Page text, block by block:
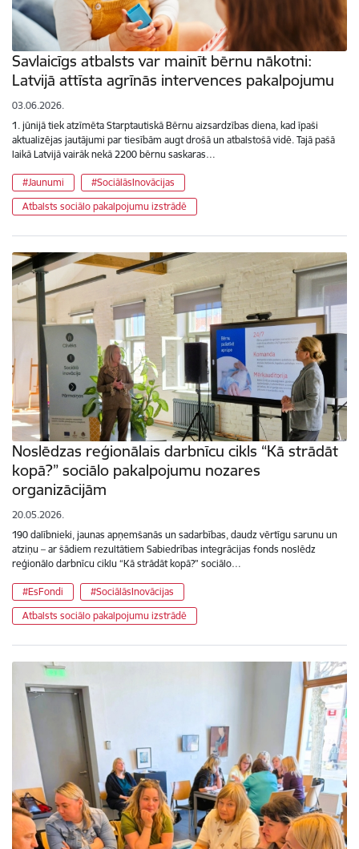
Savlaicīgs atbalsts var mainīt bērnu nākotni:
Latvijā attīsta agrīnās intervences pakalpojumu
03.06.2026.
1. jūnijā tiek atzīmēta Starptautiskā Bērnu aizsardzības diena, kad īpaši
aktualizējas jautājumi par tiesībām augt drošā un atbalstošā vidē. Tajā pašā
laikā Latvijā vairāk nekā 2200 bērnu saskaras…
#Jaunumi
#SociālāsInovācijas
Atbalsts sociālo pakalpojumu izstrādē
Noslēdzas reģionālais darbnīcu cikls “Kā strādāt
kopā?” sociālo pakalpojumu nozares
organizācijām
20.05.2026.
190 dalībnieki, jaunas apņemšanās un sadarbības, daudz vērtīgu sarunu un
atziņu – ar šādiem rezultātiem Sabiedrības integrācijas fonds noslēdz
reģionālo darbnīcu ciklu “Kā strādāt kopā?” sociālo…
#EsFondi
#SociālāsInovācijas
Atbalsts sociālo pakalpojumu izstrādē